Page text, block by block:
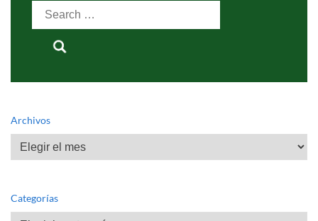
Search
Archivos
Archivos
Categorías